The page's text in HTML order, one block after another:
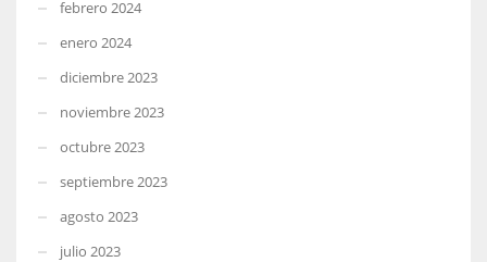
febrero 2024
enero 2024
diciembre 2023
noviembre 2023
octubre 2023
septiembre 2023
agosto 2023
julio 2023